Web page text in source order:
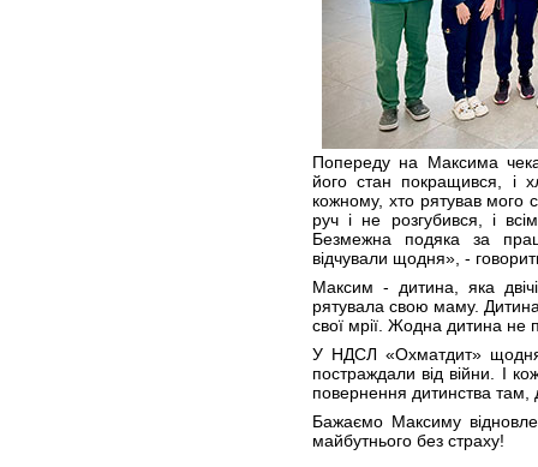
Попереду на Максима
його стан покращився, і
кожному, хто рятував
руч і не розгубився, і
Безмежна подяка за
відчували щодня», -
Максим - дитина, яка
рятувала свою маму.
свої мрії. Жодна дитина не
У НДСЛ «Охматдит» щодня
постраждали від війни. І
повернення дитинства там,
Бажаємо Максиму
майбутнього без страху!